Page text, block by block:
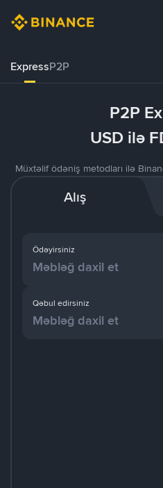
ExpressP2P
P2P
USD ilə
Müxtəlif ödəniş metodları ilə
Alış
Ödəyirsiniz
Qəbul edirsiniz